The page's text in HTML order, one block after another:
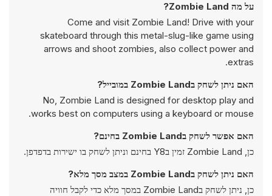
על מה Zombie Land?
Come and visit Zombie Land! Drive with your
skateboard through this metal-slug-like game using
arrows and shoot zombies, also collect power and
extras.
האם ניתן לשחק בZombie Land במובייל?
No, Zombie Land is designed for desktop play and
works best on computers using a keyboard or mouse.
האם אפשר לשחק בZombie Land בחינם?
כן, Zombie Land זמין בY8 בחינם וניתן לשחק בו ישירות בדפדפן.
האם ניתן לשחק בZombie Land במצב מסך מלא?
כן, ניתן לשחק בZombie Land במסך מלא כדי לקבל חוויה